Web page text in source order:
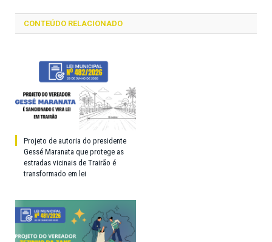
CONTEÚDO RELACIONADO
Projeto de autoria do presidente
Gessé Maranata que protege as
estradas vicinais de Trairão é
transformado em lei